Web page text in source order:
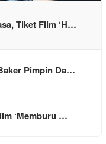
Tiket Film ‘H…
Pimpin Da…
‘Memburu …